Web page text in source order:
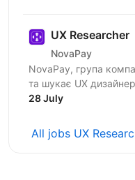
UX Researcher
NovaPay
NovaPay, група
та шукає UX
UX досліджень. Ми
28 July
All jobs UX